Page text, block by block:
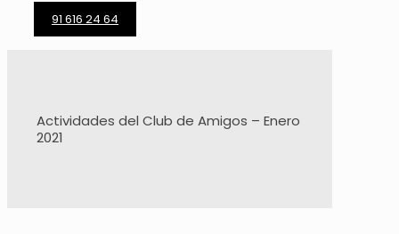
91 616 24 64
Actividades del Club de Amigos – Enero
2021